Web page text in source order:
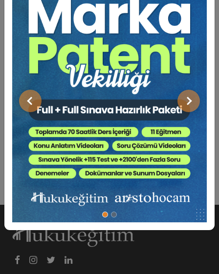
Önceki Sonraki
Bu Kitap İçin Kaç Ağaç
Kesiliyor ?
Uydu teknolojilerindeki gelişmeler, dünyadan gerçek
zamanlı ve çok detaylı görüntü alınabilmesine imkân
tanımaktadır. Sürekli olarak ve detaylı bir şekilde
toplanan görüntülerin kullanılması mahremiyet hakkı
bakımından endişe doğurmaktadır. Bu çalışmada uydu
görüntülerinin mahremiyet hakkına etkisi, mevcut hukuki
düzenlemeler ve yapılması gerekenlere
değinilmektedir